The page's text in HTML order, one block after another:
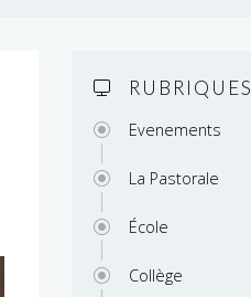
RUBRIQUES
Evenements
La Pastorale
École
Collège